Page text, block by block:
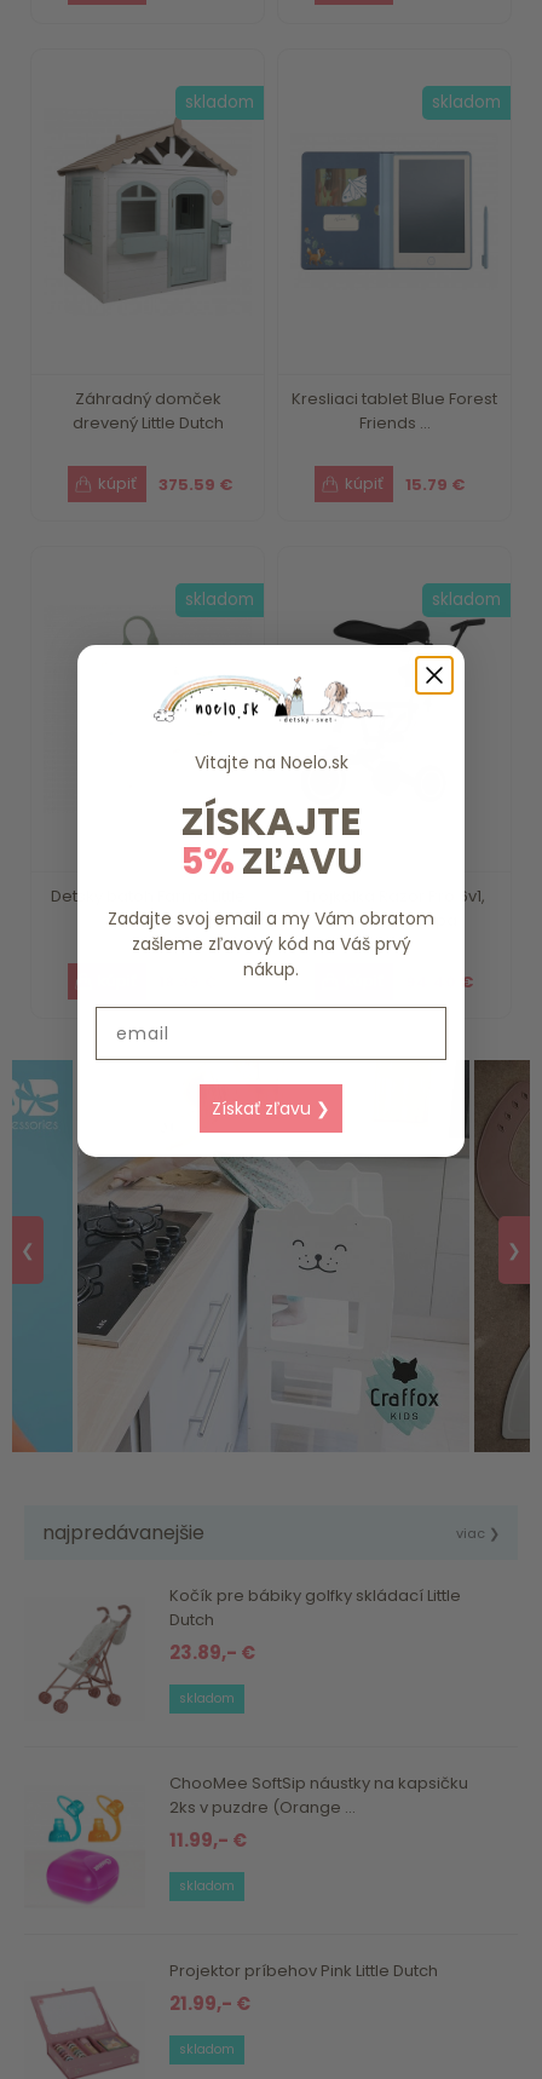
Záhradný domček
drevený Little Dutch
375.59 €
skladom
Kresliaci tablet Blue Forest
Friends ...
15.79 €
skladom
Detský batoh Farma Little
Dutch
skladom
Trojkolka Razor Pro 6v1,
Coral Pink Zopa
94.40 €
skladom
❮ ❯
najpredávanejšie viac ❯
Kočík pre bábiky golfky skládací Little
Dutch
23.89,- €
skladom
ChooMee SoftSip náustky na kapsičku
2ks v puzdre (Orange ...
11.99,- €
skladom
Projektor príbehov Pink Little Dutch
21.99,- €
skladom
Vitajte na Noelo.sk
ZÍSKAJTE
5%ZĽAVU
Zadajte svoj email a my Vám obratom
zašleme zľavový kód na Váš prvý
nákup.
Získať zľavu ❯